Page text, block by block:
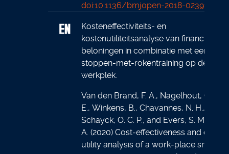
doi:10.1136/bmjopen-2018-023917
Kosteneffectiviteits- en
kostenutiliteitsanalyse van financiële
beloningen in combinatie met een
stoppen-met-rokentraining op de
werkplek.
Van den Brand, F. A., Nagelhout, G.
E., Winkens, B., Chavannes, N. H., van
Schayck, O. C. P., and Evers, S. M. A.
A. (2020) Cost‐effectiveness and cost–
utility analysis of a work‐place smoking